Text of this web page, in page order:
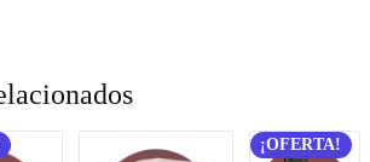
¡OFERTA!